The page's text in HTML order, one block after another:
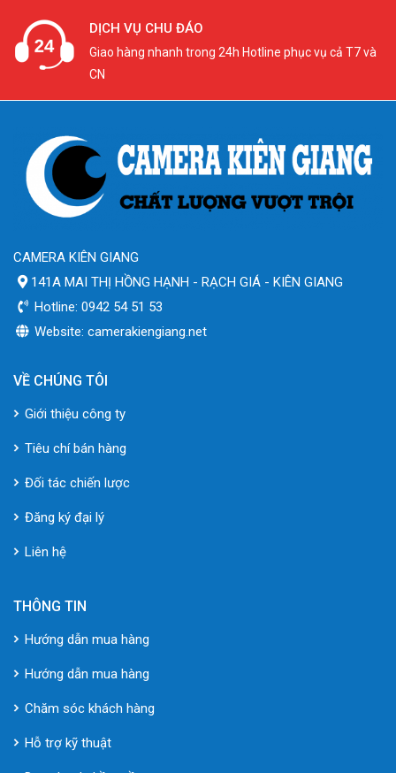
DỊCH VỤ CHU ĐÁO
Giao hàng nhanh trong 24h Hotline phục vụ cả T7 và
CN
CAMERA KIÊN GIANG
141A MAI THỊ HỒNG HẠNH - RẠCH GIÁ - KIÊN GIANG
Hotline: 0942 54 51 53
Website: camerakiengiang.net
VỀ CHÚNG TÔI
Giới thiệu công ty
Tiêu chí bán hàng
Đối tác chiến lược
Đăng ký đại lý
Liên hệ
THÔNG TIN
Hướng dẫn mua hàng
Hướng dẫn mua hàng
Chăm sóc khách hàng
Hỗ trợ kỹ thuật